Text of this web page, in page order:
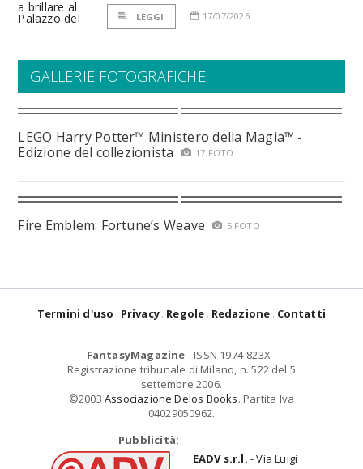
LEGGI 17/07/2026
GALLERIE FOTOGRAFICHE
LEGO Harry Potter™ Ministero della Magia™ -
Edizione del collezionista
17 FOTO
Fire Emblem: Fortune’s Weave 5 FOTO
Termini d'uso Privacy Regole Redazione Contatti
FantasyMagazine - ISSN 1974-823X -
Registrazione tribunale di Milano, n. 522 del 5
settembre 2006.
©2003 Associazione Delos Books. Partita Iva
04029050962.
Pubblicità:
EADV s.r.l. - Via Luigi